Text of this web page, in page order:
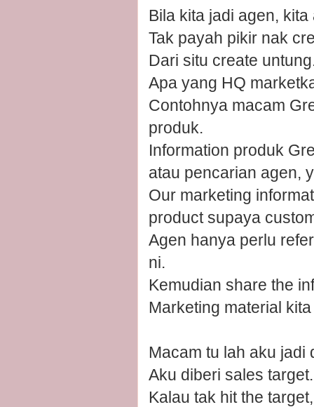
Bila kita jadi agen,
Tak payah pikir nak
Dari situ create
Apa yang HQ
Contohnya macam
produk.
Information produk
atau pencarian agen,
Our marketing
product supaya
Agen hanya perlu
ni.
Kemudian share the
Marketing material
Macam tu lah aku jadi
Aku diberi sales target.
Kalau tak hit the